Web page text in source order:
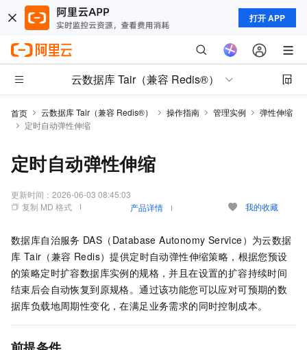
打开 APP
云数据库 Tair（兼容 Redis®）
首页 云数据库 Tair（兼容 Redis®） 操作指南 管理实例
弹性伸缩
定时自动弹性伸缩
定时自动弹性伸缩
更新时间： 2026-06-03 08:45:03
复制 MD 格式
产品详情 我的收藏
数据库自治服务 DAS（Database Autonomy Service）为云数据
库 Tair（兼容 Redis）提供定时自动弹性伸缩策略，根据您预设
的策略定时扩容数据库实例的规格，并且在设置的扩容持续时间
结束后会自动恢复到原规格。通过该功能您可以应对可预期的数
据库负载地周期性变化，在满足业务需求的同时控制成本。